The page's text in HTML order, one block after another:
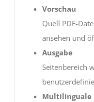
Vorschau
Quell PDF-
ansehen und
Ausgabe
Seitenbereich
Multilinguale